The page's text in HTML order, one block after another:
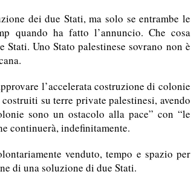
dei due Stati, ma solo se entrambe le
quando ha fatto l’annuncio. Che cosa
Uno Stato palestinese sovrano non è
l’accelerata costruzione di colonie
su terre private palestinesi, avendo
sono un ostacolo alla pace” con “le
continuerà, indefinitamente.
venduto, tempo e spazio per
di una soluzione di due Stati.